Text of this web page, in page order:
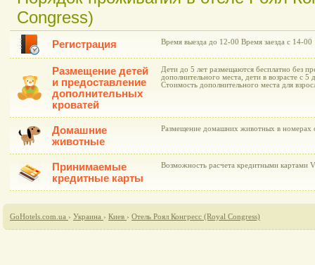
Congress)
Регистрация Время выезда до 12-00 Время заезда с 14-00
Размещение детей
и предоставление
дополнительных
кроватей
Дети до 5 лет размещаются бесплатно без
дополнительного места, дети в возрасте с
Стоимость дополнительного места для
Домашние
животные
Размещение домашних животных в номерах
Принимаемые
кредитные карты
Возможность расчета кредитными картами
GoHotels.com.ua › Украина › Киев › Отель Роял Конгресс (Royal Congress)